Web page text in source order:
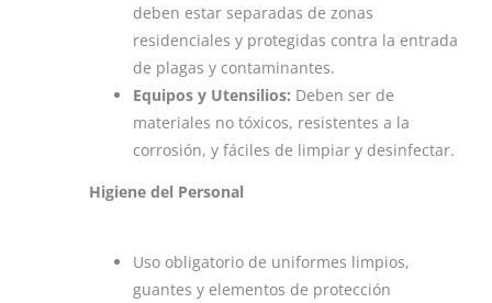
deben estar separadas de zonas
residenciales y protegidas contra la entrada
de plagas y contaminantes.
Equipos y Utensilios: Deben ser de
materiales no tóxicos, resistentes a la
corrosión, y fáciles de limpiar y desinfectar.
Higiene del Personal
Uso obligatorio de uniformes limpios,
guantes y elementos de protección